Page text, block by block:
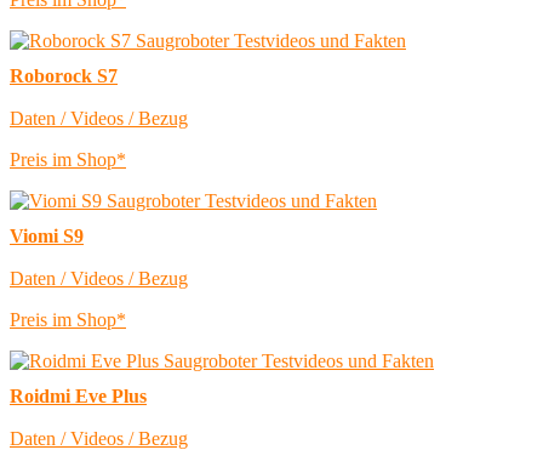
Roborock S7
Daten / Videos / Bezug
Preis im Shop*
Viomi S9
Daten / Videos / Bezug
Preis im Shop*
Roidmi Eve Plus
Daten / Videos / Bezug